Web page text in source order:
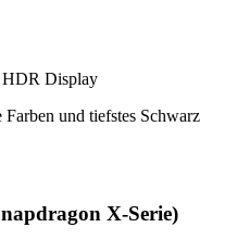
Display
und tiefstes Schwarz
X-Serie)